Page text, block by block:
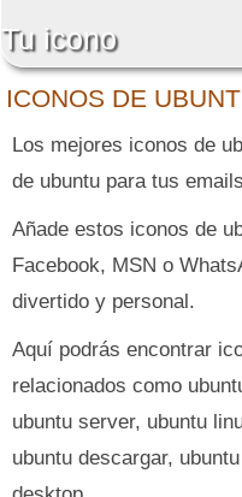
ICONOS DE
Tu icono
Los mejores iconos de
de ubuntu para tus
Añade estos iconos de
Facebook, MSN o
divertido y personal.
Aquí podrás encontrar
relacionados como
ubuntu server, ubuntu
ubuntu descargar,